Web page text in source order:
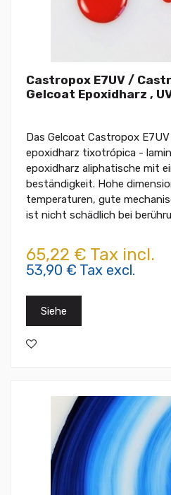
Castropox E7UV /
Gelcoat Epoxidharz ,
Das Gelcoat Castropox
epoxidharz tixotrópica -
epoxidharz aliphatische mit
beständigkeit. Hohe
temperaturen, gute
ist nicht schädlich bei
65,22 € Tax incl.
53,90 € Tax excl.
Siehe